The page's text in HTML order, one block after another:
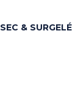
SEC & SURGELÉ